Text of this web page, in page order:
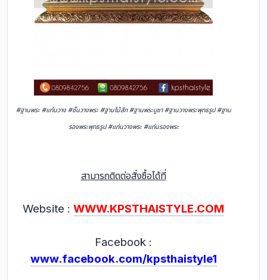
#ฐานพระ #แท่นวาง #ชั้นวางพระ #ฐานไม้สัก #ฐานพระบูชา #ฐานวางพระพุทธรูป #ฐาน
รองพระพุทธรูป #แท่นวางพระ #แท่นรองพระ
สามารถติดต่อสั่งซื้อได้ที่
Website : WWW.KPSTHAISTYLE.COM
Facebook :
www.facebook.com/kpsthaistyle1